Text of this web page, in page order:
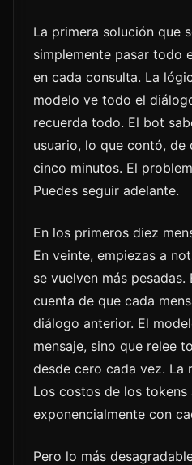
La primera solución que
simplemente pasar todo
en cada consulta. La
modelo ve todo el
recuerda todo. El bot
usuario, lo que contó, de
cinco minutos. El
Puedes seguir adelante.
En los primeros diez
En veinte, empiezas a
se vuelven más
cuenta de que cada
diálogo anterior. El
mensaje, sino que relee
desde cero cada vez. La
Los costos de los tokens
exponencialmente con
Pero lo más